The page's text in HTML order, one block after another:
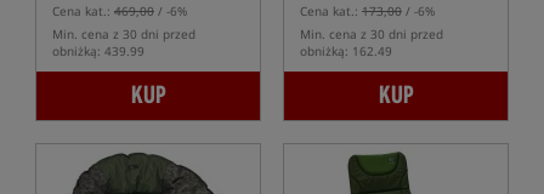
Cena kat.: 469,00 / -6%
Min. cena z 30 dni przed
obniżką: 439.99
KUP
Cena kat.: 173,00 / -6%
Min. cena z 30 dni przed
obniżką: 162.49
KUP